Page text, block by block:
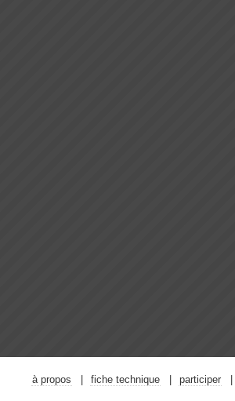
à propos fiche technique participer